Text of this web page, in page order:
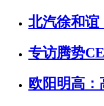
北汽徐和谊
专访腾势
欧阳明高